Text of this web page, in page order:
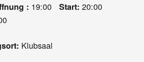
: 19:00 Start: 20:00
Klubsaal